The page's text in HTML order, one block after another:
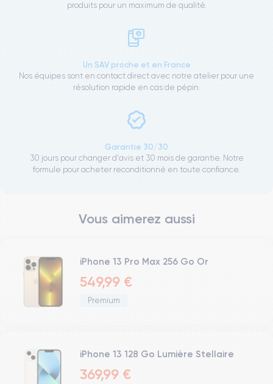
produits pour un maximum de qualité.
Un SAV proche et en France
Nos équipes sont en contact direct avec notre atelier pour une
résolution rapide en cas de pépin.
Garantie 30/30
30 jours pour changer d'avis et 30 mois de garantie. Notre
formule pour acheter reconditionné en toute confiance.
Vous aimerez aussi
iPhone 13 Pro Max 256 Go Or
549,99 €
Premium
iPhone 13 128 Go Lumière Stellaire
369,99 €